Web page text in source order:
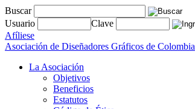
Buscar
Usuario
Clave
Afíliese
Asociación de Diseñadores Gráficos de Colombia
La Asociación
Objetivos
Beneficios
Estatutos